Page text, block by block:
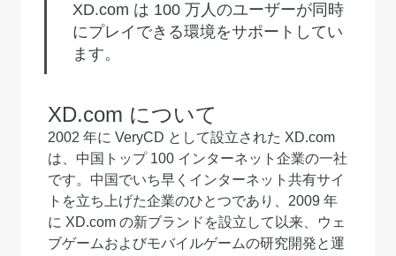
XD.com は 100 万人のユーザーが同時
にプレイできる環境をサポートしてい
ます。
XD.com について
2002 年に VeryCD として設立された XD.com
は、中国トップ 100 インターネット企業の一社
です。中国でいち早くインターネット共有サイ
トを立ち上げた企業のひとつであり、2009 年
に XD.com の新ブランドを設立して以来、ウェ
ブゲームおよびモバイルゲームの研究開発と運